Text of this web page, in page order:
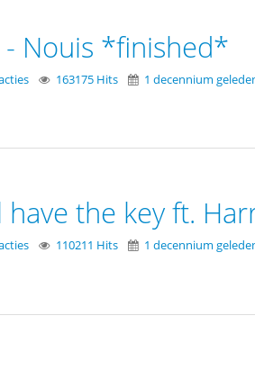
- Nouis *finished*
163175 Hits 1 decennium
have the key ft.
110211 Hits 1 decennium